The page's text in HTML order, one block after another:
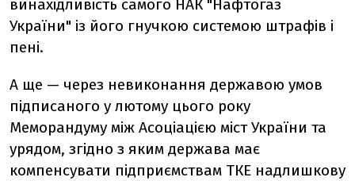
винахідливість самого НАК "Нафтогаз
України" із його гнучкою системою штрафів і
пені.
А ще — через невиконання державою умов
підписаного у лютому цього року
Меморандуму між Асоціацією міст України та
урядом, згідно з яким держава має
компенсувати підприємствам ТКЕ надлишкову